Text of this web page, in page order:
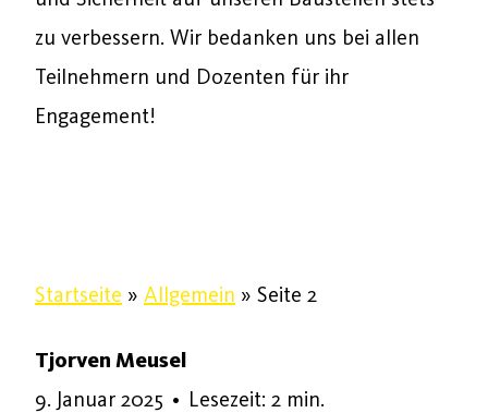
zu verbessern. Wir bedanken uns bei allen
Teilnehmern und Dozenten für ihr
Engagement!
Startseite » Allgemein » Seite 2
Tjorven Meusel
9. Januar 2025 9. Januar 2025
• Lesezeit: 2 min.